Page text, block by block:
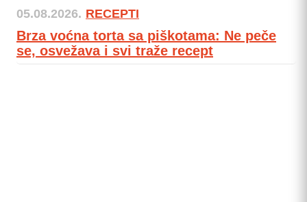
05.08.2026. RECEPTI
Brza voćna torta sa piškotama: Ne peče
se, osvežava i svi traže recept